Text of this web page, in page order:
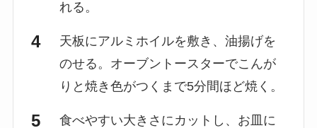
れる。
天板にアルミホイルを敷き、油揚げを
のせる。オーブントースターでこんが
りと焼き色がつくまで5分間ほど焼く。
食べやすい大きさにカットし、お皿に